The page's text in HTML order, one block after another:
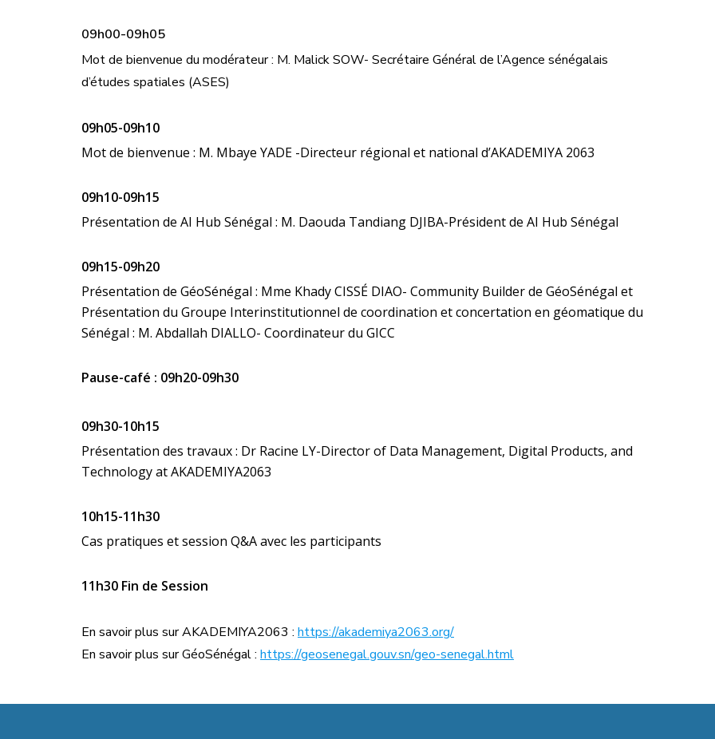
09h00-09h05
Mot de bienvenue du modérateur : M. Malick SOW- Secrétaire Général de l’Agence sénégalais
d’études spatiales (ASES)
09h05-09h10
Mot de bienvenue : M. Mbaye YADE -Directeur régional et national d’AKADEMIYA 2063
09h10-09h15
Présentation de AI Hub Sénégal : M. Daouda Tandiang DJIBA-Président de AI Hub Sénégal
09h15-09h20
Présentation de GéoSénégal : Mme Khady CISSÉ DIAO- Community Builder de GéoSénégal et
Présentation du Groupe Interinstitutionnel de coordination et concertation en géomatique du
Sénégal : M. Abdallah DIALLO- Coordinateur du GICC
Pause-café : 09h20-09h30
09h30-10h15
Présentation des travaux : Dr Racine LY-Director of Data Management, Digital Products, and
Technology at AKADEMIYA2063
10h15-11h30
Cas pratiques et session Q&A avec les participants
11h30 Fin de Session
En savoir plus sur AKADEMIYA2063 : https://akademiya2063.org/
En savoir plus sur GéoSénégal : https://geosenegal.gouv.sn/geo-senegal.html